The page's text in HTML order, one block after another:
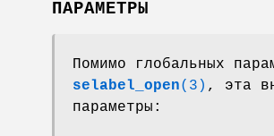
ПАРАМЕТРЫ
Помимо глобальных
selabel_open(3) , эта
параметры: